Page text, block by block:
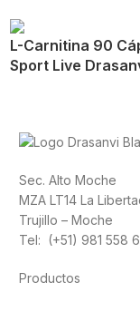
L-Carnitina 90
Sport Live
Sec. Alto Moche
MZA LT14 La
Trujillo – Moche
Tel: (+51) 981 558
Productos